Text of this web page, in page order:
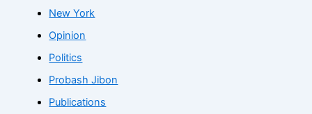
New York
Opinion
Politics
Probash Jibon
Publications